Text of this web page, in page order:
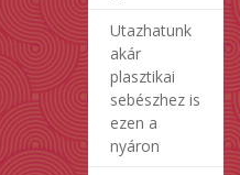
Utazhatunk
akár
plasztikai
sebészhez is
ezen a
nyáron